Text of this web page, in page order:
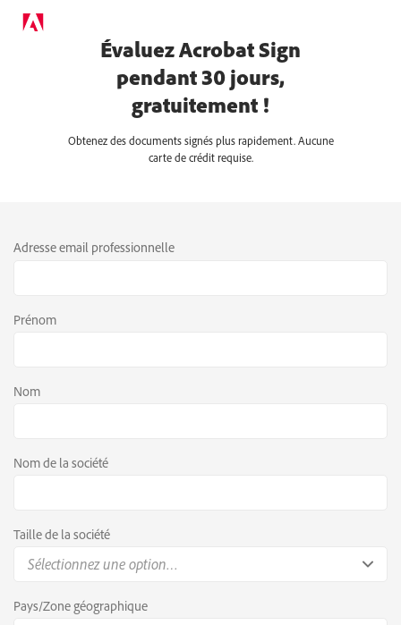
Évaluez Acrobat Sign
pendant 30 jours,
gratuitement !
Obtenez des documents signés plus rapidement. Aucune
carte de crédit requise.
Adresse email professionnelle
Prénom
Nom
Nom de la société
Taille de la société
Sélectionnez une option…
Pays/Zone géographique